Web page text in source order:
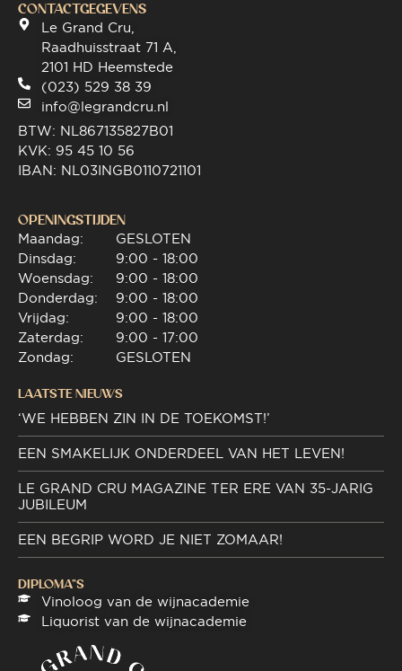
CONTACTGEGEVENS
Le Grand Cru,
Raadhuisstraat 71 A,
2101 HD Heemstede
(023) 529 38 39
info@legrandcru.nl
BTW: NL867135827B01
KVK: 95 45 10 56
IBAN: NL03INGB0110721101
OPENINGSTIJDEN
Maandag:
Dinsdag:
Woensdag:
Donderdag:
Vrijdag:
Zaterdag:
Zondag:
GESLOTEN
9:00 - 18:00
9:00 - 18:00
9:00 - 18:00
9:00 - 18:00
9:00 - 17:00
GESLOTEN
LAATSTE NIEUWS
‘WE HEBBEN ZIN IN DE TOEKOMST!’
EEN SMAKELIJK ONDERDEEL VAN HET LEVEN!
LE GRAND CRU MAGAZINE TER ERE VAN 35-JARIG
JUBILEUM
EEN BEGRIP WORD JE NIET ZOMAAR!
DIPLOMA"S
Vinoloog van de wijnacademie
Liquorist van de wijnacademie